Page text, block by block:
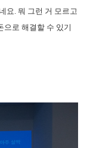
요. 뭐 그런 거 모르고
으로 해결할 수 있기